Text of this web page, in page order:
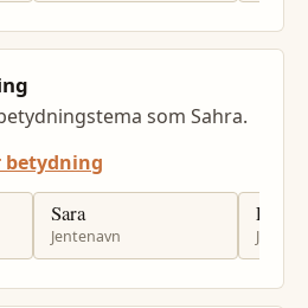
som Sahra.
betydning
Sara
Jentenavn
Laila